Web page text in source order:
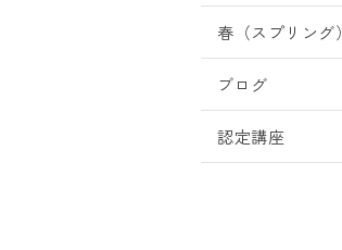
春（スプリング）
ブログ
認定講座